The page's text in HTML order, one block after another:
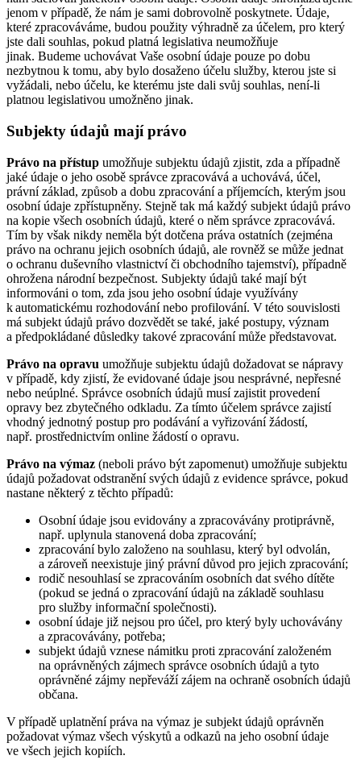
jenom v případě, že nám je sami dobrovolně poskytnete. Údaje,
které zpracováváme, budou použity výhradně za účelem, pro který
jste dali souhlas, pokud platná legislativa neumožňuje
jinak. Budeme uchovávat Vaše osobní údaje pouze po dobu
nezbytnou k tomu, aby bylo dosaženo účelu služby, kterou jste si
vyžádali, nebo účelu, ke kterému jste dali svůj souhlas, není-li
platnou legislativou umožněno jinak.
Subjekty údajů mají právo
Právo na přístup umožňuje subjektu údajů zjistit, zda a případně
jaké údaje o jeho osobě správce zpracovává a uchovává, účel,
právní základ, způsob a dobu zpracování a příjemcích, kterým jsou
osobní údaje zpřístupněny. Stejně tak má každý subjekt údajů právo
na kopie všech osobních údajů, které o něm správce zpracovává.
Tím by však nikdy neměla být dotčena práva ostatních (zejména
právo na ochranu jejich osobních údajů, ale rovněž se může jednat
o ochranu duševního vlastnictví či obchodního tajemství), případně
ohrožena národní bezpečnost. Subjekty údajů také mají být
informováni o tom, zda jsou jeho osobní údaje využívány
k automatickému rozhodování nebo profilování. V této souvislosti
má subjekt údajů právo dozvědět se také, jaké postupy, význam
a předpokládané důsledky takové zpracování může představovat.
Právo na opravu umožňuje subjektu údajů dožadovat se nápravy
v případě, kdy zjistí, že evidované údaje jsou nesprávné, nepřesné
nebo neúplné. Správce osobních údajů musí zajistit provedení
opravy bez zbytečného odkladu. Za tímto účelem správce zajistí
vhodný jednotný postup pro podávání a vyřizování žádostí,
např. prostřednictvím online žádostí o opravu.
Právo na výmaz (neboli právo být zapomenut) umožňuje subjektu
údajů požadovat odstranění svých údajů z evidence správce, pokud
nastane některý z těchto případů:
Osobní údaje jsou evidovány a zpracovávány protiprávně,
např. uplynula stanovená doba zpracování;
zpracování bylo založeno na souhlasu, který byl odvolán,
a zároveň neexistuje jiný právní důvod pro jejich zpracování;
rodič nesouhlasí se zpracováním osobních dat svého dítěte
(pokud se jedná o zpracování údajů na základě souhlasu
pro služby informační společnosti).
osobní údaje již nejsou pro účel, pro který byly uchovávány
a zpracovávány, potřeba;
subjekt údajů vznese námitku proti zpracování založeném
na oprávněných zájmech správce osobních údajů a tyto
oprávněné zájmy nepřeváží zájem na ochraně osobních údajů
občana.
V případě uplatnění práva na výmaz je subjekt údajů oprávněn
požadovat výmaz všech výskytů a odkazů na jeho osobní údaje
ve všech jejich kopiích.